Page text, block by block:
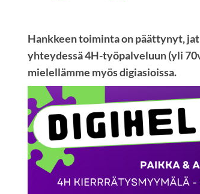
Hankkeen toiminta on päättynyt,
yhteydessä 4H-työpalveluun (yli
mielellämme myös digiasioissa.